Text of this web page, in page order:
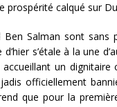
prospérité calqué sur
Salman sont sans
s’étale à la une
un
officiellement
que pour la